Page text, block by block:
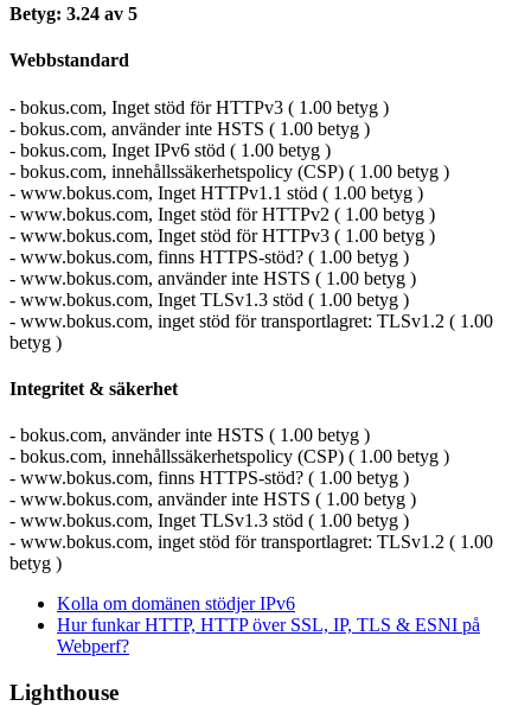
Betyg: 3.24 av 5
Webbstandard
- bokus.com, Inget stöd för HTTPv3 ( 1.00 betyg )
- bokus.com, använder inte HSTS ( 1.00 betyg )
- bokus.com, Inget IPv6 stöd ( 1.00 betyg )
- bokus.com, innehållssäkerhetspolicy (CSP) ( 1.00 betyg )
- www.bokus.com, Inget HTTPv1.1 stöd ( 1.00 betyg )
- www.bokus.com, Inget stöd för HTTPv2 ( 1.00 betyg )
- www.bokus.com, Inget stöd för HTTPv3 ( 1.00 betyg )
- www.bokus.com, finns HTTPS-stöd? ( 1.00 betyg )
- www.bokus.com, använder inte HSTS ( 1.00 betyg )
- www.bokus.com, Inget TLSv1.3 stöd ( 1.00 betyg )
- www.bokus.com, inget stöd för transportlagret: TLSv1.2 ( 1.00
betyg )
Integritet & säkerhet
- bokus.com, använder inte HSTS ( 1.00 betyg )
- bokus.com, innehållssäkerhetspolicy (CSP) ( 1.00 betyg )
- www.bokus.com, finns HTTPS-stöd? ( 1.00 betyg )
- www.bokus.com, använder inte HSTS ( 1.00 betyg )
- www.bokus.com, Inget TLSv1.3 stöd ( 1.00 betyg )
- www.bokus.com, inget stöd för transportlagret: TLSv1.2 ( 1.00
betyg )
Kolla om domänen stödjer IPv6
Hur funkar HTTP, HTTP över SSL, IP, TLS & ESNI på
Webperf?
Lighthouse